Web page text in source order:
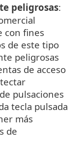
peligrosas:
con fines
de este tipo
peligrosas
de acceso
pulsaciones
tecla pulsada
más
de